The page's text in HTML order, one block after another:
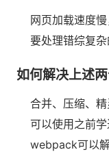
网页加载速度
要处理错综复
如何解决上述
合并、压缩、
可以使用之前
webpack可以